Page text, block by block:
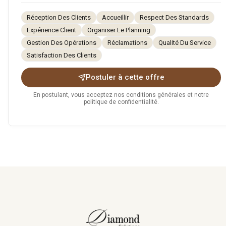
Réception Des Clients Accueillir
Respect Des Standards
Expérience Client
Organiser Le Planning
Gestion Des Opérations
Réclamations
Qualité Du Service
Satisfaction Des Clients
Postuler à cette offre
En postulant, vous acceptez nos conditions générales et notre
politique de confidentialité.